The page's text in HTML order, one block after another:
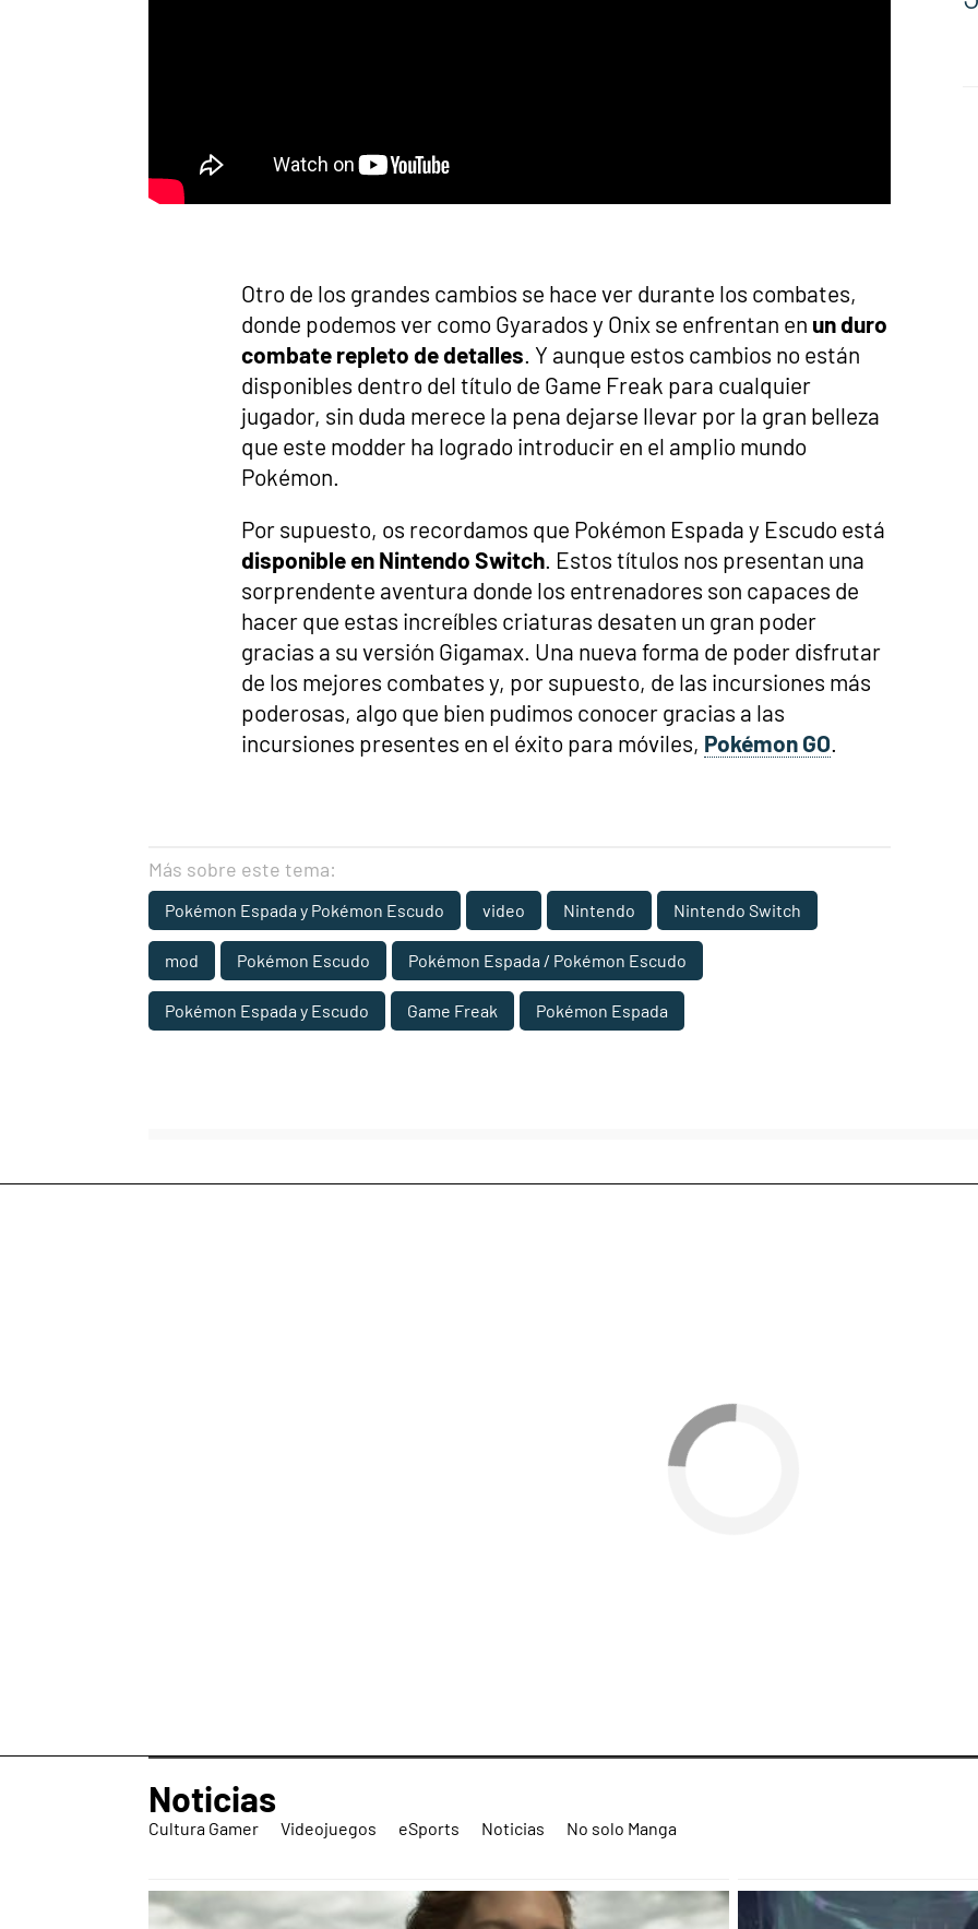
Otro de los grandes cambios se hace ver durante los combates,
donde podemos ver como Gyarados y Onix se enfrentan en un duro
combate repleto de detalles . Y aunque estos cambios no están
disponibles dentro del título de Game Freak para cualquier
jugador, sin duda merece la pena dejarse llevar por la gran belleza
que este modder ha logrado introducir en el amplio mundo
Pokémon.
Por supuesto, os recordamos que Pokémon Espada y Escudo está
disponible en Nintendo Switch . Estos títulos nos presentan una
sorprendente aventura donde los entrenadores son capaces de
hacer que estas increíbles criaturas desaten un gran poder
gracias a su versión Gigamax. Una nueva forma de poder disfrutar
de los mejores combates y, por supuesto, de las incursiones más
poderosas, algo que bien pudimos conocer gracias a las
incursiones presentes en el éxito para móviles, Pokémon GO
Más sobre este tema:
Pokémon Espada y Pokémon Escudo video Nintendo Nintendo Switch
mod Pokémon Escudo Pokémon Espada / Pokémon Escudo
Pokémon Espada y Escudo Game Freak Pokémon Espada
Noticias
Cultura Gamer Videojuegos eSports Noticias No solo Manga